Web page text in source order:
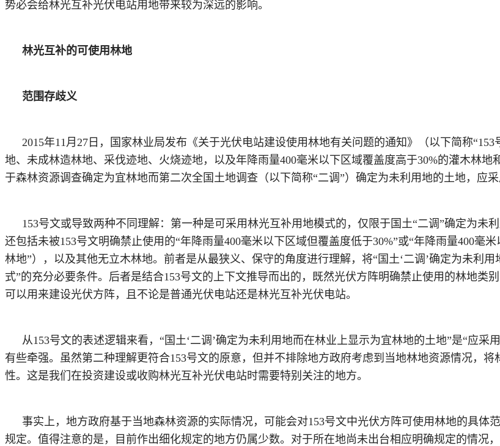
势必会给林光互补光伏电站用地带来较为深远的影响。
林光互补的可使用林地
范围存歧义
2015年11月27日，国家林业局发布《关于光伏电站建设使用林地有关问题的通知》（以下简称
地、未成林造林地、采伐迹地、火烧迹地，以及年降雨量400毫米以下区域覆盖度高于30%的灌木林
于森林资源调查确定为宜林地而第二次全国土地调查（以下简称“二调”）确定为未利用地的土地，应采
153号文或导致两种不同理解：第一种是可采用林光互补用地模式的，仅限于国土“二调”确定为未
还包括未被153号文明确禁止使用的“年降雨量400毫米以下区域但覆盖度低于30%”或“年降雨量400毫
林地”），以及其他无立木林地。前者是从最狭义、保守的角度进行理解，将“国土‘二调’确定为未利
式”的充分必要条件。后者是结合153号文的上下文推导而出的，既然光伏方阵明确禁止使用的林地类
可以用来建设光伏方阵，且不论是普通光伏电站还是林光互补光伏电站。
从153号文的表述逻辑来看，“国土‘二调’确定为未利用地而在林业上显示为宜林地的土地”是“应
有些牵强。虽然第二种理解更符合153号文的原意，但并不排除地方政府考虑到当地林地资源情况，
性。这是我们在投资建设或收购林光互补光伏电站时需要特别关注的地方。
事实上，地方政府基于当地森林资源的实际情况，可能会对153号文中光伏方阵可使用林地的具体
规定。值得注意的是，目前作出细化规定的地方仍属少数。对于所在地尚未出台相应明确规定的情况